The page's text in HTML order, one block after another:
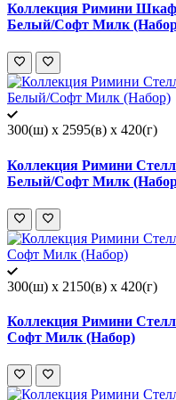
Коллекция Римини
Белый/Софт Милк
300(ш) x 2595(в) x 420(г)
Коллекция Римини
Белый/Софт Милк
300(ш) x 2150(в) x 420(г)
Коллекция Римини
Софт Милк (Набор)